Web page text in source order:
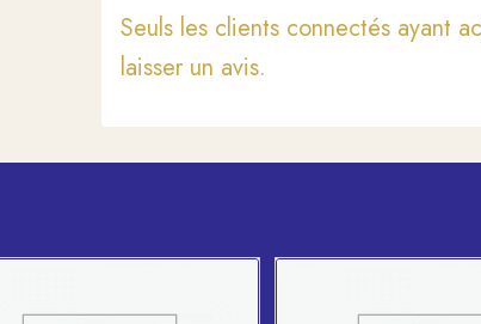
Seuls les clients connectés ayant
laisser un avis.